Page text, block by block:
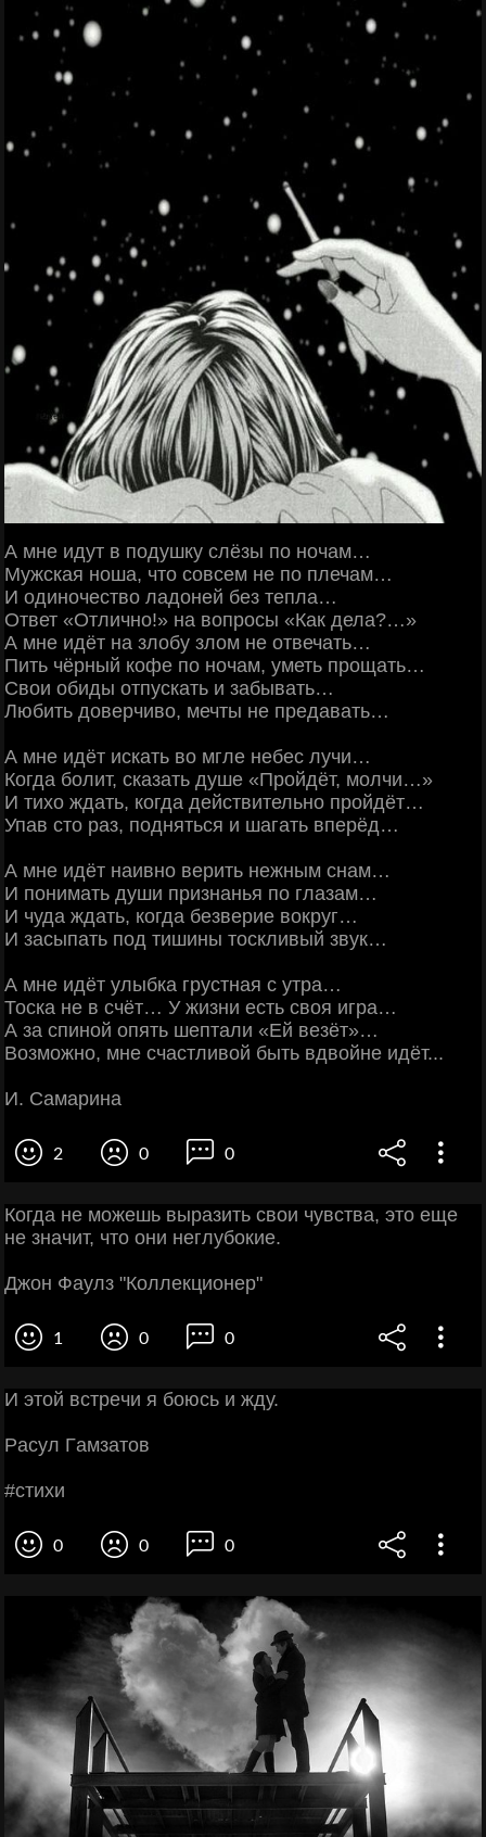
А мне идут в подушку слёзы по ночам…
Мужская ноша, что совсем не по плечам…
И одиночество ладоней без тепла…
Ответ «Отлично!» на вопросы «Как дела?…»
А мне идёт на злобу злом не отвечать…
Пить чёрный кофе по ночам, уметь прощать…
Свои обиды отпускать и забывать…
Любить доверчиво, мечты не предавать…
А мне идёт искать во мгле небес лучи…
Когда болит, сказать душе «Пройдёт, молчи…»
И тихо ждать, когда действительно пройдёт…
Упав сто раз, подняться и шагать вперёд…
А мне идёт наивно верить нежным снам…
И понимать души признанья по глазам…
И чуда ждать, когда безверие вокруг…
И засыпать под тишины тоскливый звук…
А мне идёт улыбка грустная с утра…
Тоска не в счёт… У жизни есть своя игра…
А за спиной опять шептали «Ей везёт»…
Возможно, мне счастливой быть вдвойне идёт...
И. Самарина
2 0 0
Когда не можешь выразить свои чувства, это еще
не значит, что они неглубокие.
Джон Фаулз "Коллекционер"
1 0 0
И этoй вcтpeчи я бoюcь и жду.
Рacул Γaмзaтoв
#cтихи
0 0 0